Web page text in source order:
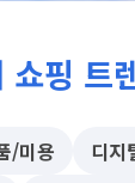
핑 트
/미용 디지